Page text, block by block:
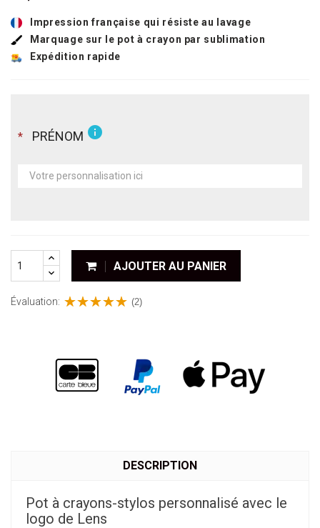
Impression française qui résiste au lavage
Marquage sur le pot à crayon par sublimation
Expédition rapide
* PRÉNOM info
AJOUTER AU PANIER
Évaluation: (2)
DESCRIPTION
Pot à crayons-stylos personnalisé avec le
logo de Lens